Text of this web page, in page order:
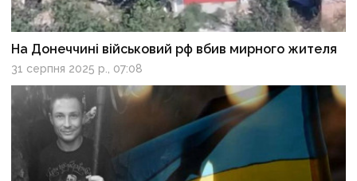
На Донеччині військовий рф вбив мирного жителя
31 серпня 2025 р., 07:08